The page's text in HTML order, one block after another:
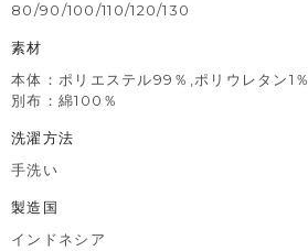
80/90/100/110/120/130
素材
本体：ポリエステル99％,ポリウレタン1％
別布：綿100％
洗濯方法
手洗い
製造国
インドネシア